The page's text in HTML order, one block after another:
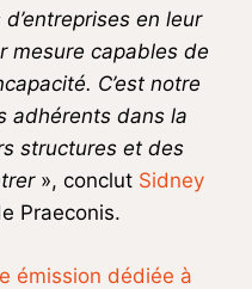
en leur
mesure capables de
C’est notre
adhérents dans la
structures et des
», conclut Sidney
Praeconis.
émission dédiée à